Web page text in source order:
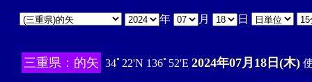
年 月 日
三重県：的矢 34ﾟ22'N 136ﾟ52'E 2024年07月18日(木)